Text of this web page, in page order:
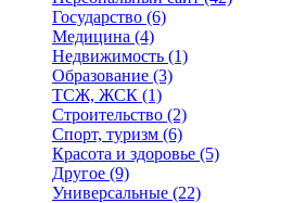
Государство (6)
Медицина (4)
Недвижимость (1)
Образование (3)
ТСЖ, ЖСК (1)
Строительство (2)
Спорт, туризм (6)
Красота и здоровье (5)
Другое (9)
Универсальные (22)